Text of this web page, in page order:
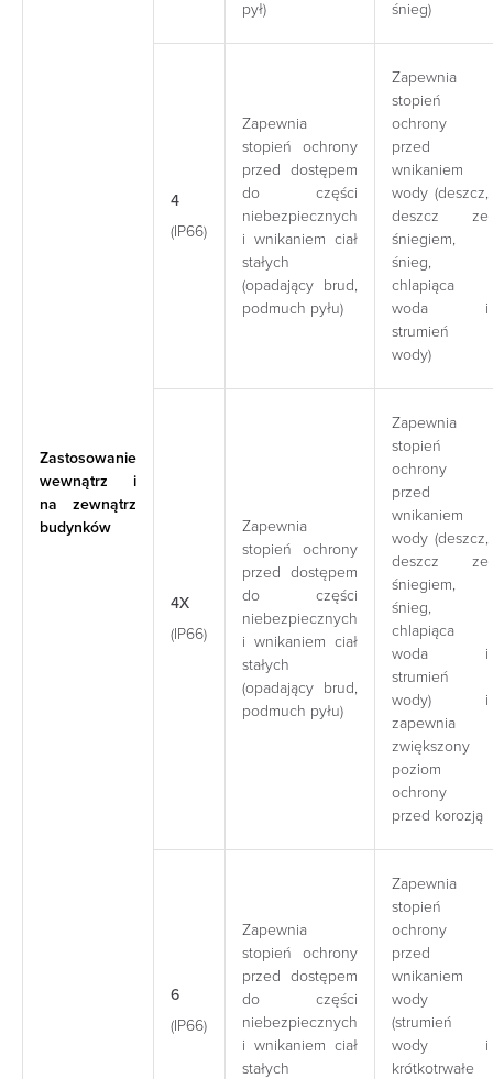
Zastosowanie
wewnątrz i
na zewnątrz
budynków
pył)
śnieg)
4
(IP66)
Zapewnia
stopień ochrony
przed dostępem
do części
niebezpiecznych
i wnikaniem ciał
stałych
(opadający brud,
podmuch pyłu)
Zapewnia
stopień
ochrony
przed
wnikaniem
wody (deszcz,
deszcz ze
śniegiem,
śnieg,
chlapiąca
woda i
strumień
wody)
4X
(IP66)
Zapewnia
stopień ochrony
przed dostępem
do części
niebezpiecznych
i wnikaniem ciał
stałych
(opadający brud,
podmuch pyłu)
Zapewnia
stopień
ochrony
przed
wnikaniem
wody (deszcz,
deszcz ze
śniegiem,
śnieg,
chlapiąca
woda i
strumień
wody) i
zapewnia
zwiększony
poziom
ochrony
przed korozją
6
(IP66)
Zapewnia
stopień ochrony
przed dostępem
do części
niebezpiecznych
i wnikaniem ciał
stałych
Zapewnia
stopień
ochrony
przed
wnikaniem
wody
(strumień
wody i
krótkotrwałe